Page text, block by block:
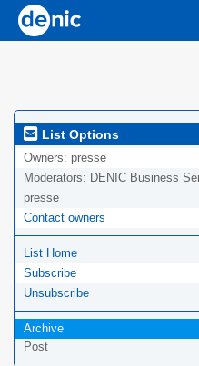
List Options
Owners: presse
Moderators: DENIC Business
presse
Contact owners
List Home
Subscribe
Unsubscribe
Archive
Post